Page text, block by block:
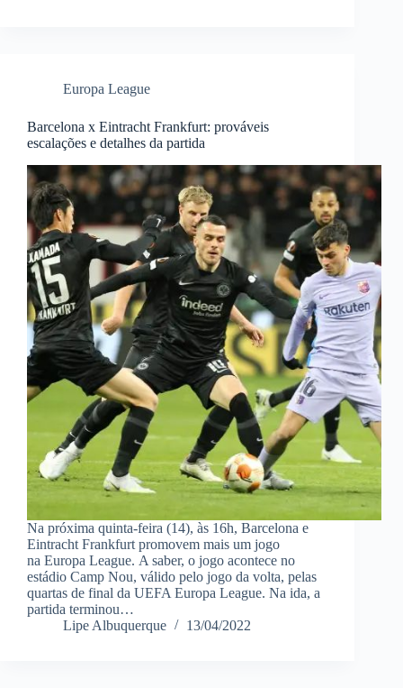
Europa League
Barcelona x Eintracht Frankfurt: prováveis
escalações e detalhes da partida
Na próxima quinta-feira (14), às 16h, Barcelona e
Eintracht Frankfurt promovem mais um jogo
na Europa League. A saber, o jogo acontece no
estádio Camp Nou, válido pelo jogo da volta, pelas
quartas de final da UEFA Europa League. Na ida, a
partida terminou…
Lipe Albuquerque
13/04/2022